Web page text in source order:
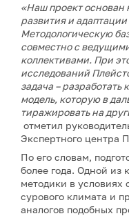
«Наш проект основан
развития и
Методологическую
совместно с
коллективами. При
исследований
задача –
модель, которую в
тиражировать на
отметил
Экспертного центра
По его словам,
более года. Одной из
методики в условиях
сурового климата и
аналогов подобных